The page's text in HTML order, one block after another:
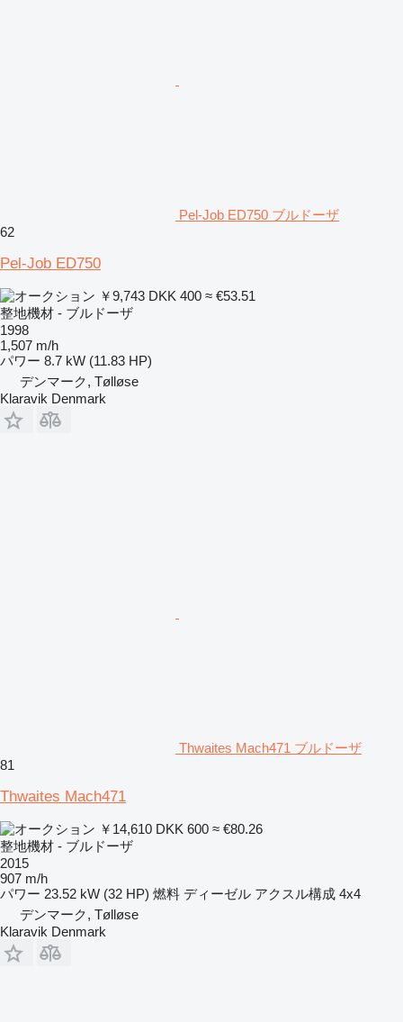
Pel-Job ED750 ブルドーザ
62
Pel-Job ED750
￥9,743 DKK 400 ≈ €53.51
整地機材 - ブルドーザ
1998
1,507 m/h
パワー 8.7 kW (11.83 HP)
デンマーク, Tølløse
Klaravik Denmark
Thwaites Mach471 ブルドーザ
81
Thwaites Mach471
￥14,610 DKK 600 ≈ €80.26
整地機材 - ブルドーザ
2015
907 m/h
パワー 23.52 kW (32 HP) 燃料 ディーゼル アクスル構成 4x4
デンマーク, Tølløse
Klaravik Denmark